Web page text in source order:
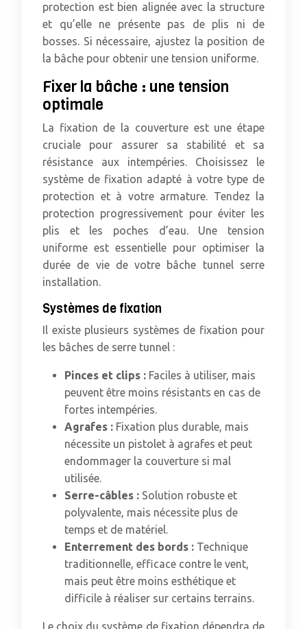
protection est bien alignée avec la structure
et qu’elle ne présente pas de plis ni de
bosses. Si nécessaire, ajustez la position de
la bâche pour obtenir une tension uniforme.
Fixer la bâche : une tension
optimale
La fixation de la couverture est une étape
cruciale pour assurer sa stabilité et sa
résistance aux intempéries. Choisissez le
système de fixation adapté à votre type de
protection et à votre armature. Tendez la
protection progressivement pour éviter les
plis et les poches d’eau. Une tension
uniforme est essentielle pour optimiser la
durée de vie de votre bâche tunnel serre
installation.
Systèmes de fixation
Il existe plusieurs systèmes de fixation pour
les bâches de serre tunnel :
Pinces et clips : Faciles à utiliser, mais
peuvent être moins résistants en cas de
fortes intempéries.
Agrafes : Fixation plus durable, mais
nécessite un pistolet à agrafes et peut
endommager la couverture si mal
utilisée.
Serre-câbles : Solution robuste et
polyvalente, mais nécessite plus de
temps et de matériel.
Enterrement des bords : Technique
traditionnelle, efficace contre le vent,
mais peut être moins esthétique et
difficile à réaliser sur certains terrains.
Le choix du système de fixation dépendra de